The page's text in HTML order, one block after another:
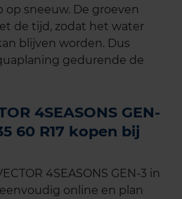
sneeuw. De groeven
de tijd, zodat het water
blijven worden. Dus
gedurende de
4SEASONS GEN-
60 R17 kopen bij
4SEASONS GEN-3 in
online en plan